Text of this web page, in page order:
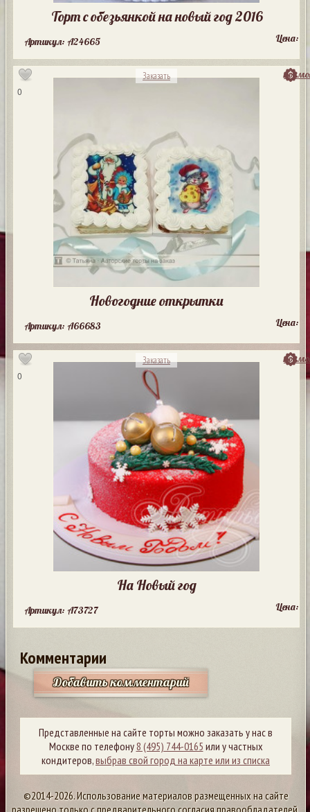
Торт с обезьянкой на новый год 2016
Артикул: A24665 Цена:
0
Заказать
Новогодние открытки
Артикул: A66683 Цена:
0
Заказать
На Новый год
Артикул: A73727 Цена:
Комментарии
Добавить комментарий
Представленные на сайте торты можно заказать у нас в
Москве по телефону8 (495) 744-0165 или у частных
кондитеров,выбрав свой город на карте или из списка
©2014-2026. Использование материалов размещенных на сайте
разрешено только с предварительного согласия правообладателей.